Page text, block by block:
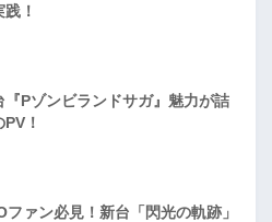
！
『Pゾンビランドサガ』魅力が詰
！
ファン必見！新台「閃光の軌跡」